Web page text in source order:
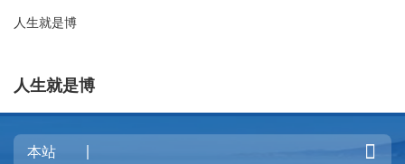
人生就是博
人生就是博
